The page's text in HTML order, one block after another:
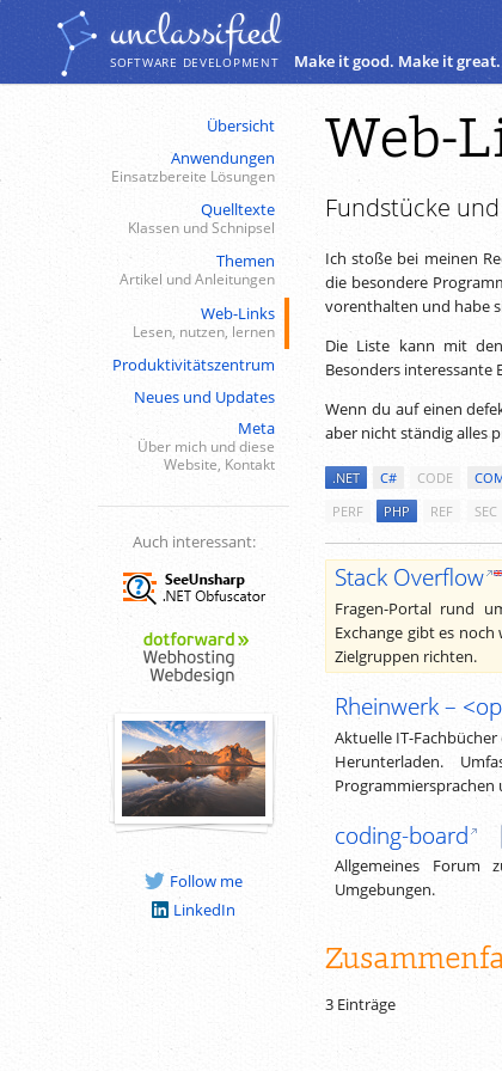
Inhalt
unclassiﬁed
SOFTWARE DEVELOPMENT Make it good. Make it great.
Übersicht
Anwendungen
Einsatzbereite Lösungen
Quelltexte
Klassen und Schnipsel
Themen
Artikel und Anleitungen
Web-Links
Lesen, nutzen, lernen
Produktivitätszentrum
Neues und Updates
Meta
Über mich und diese
Website, Kontakt
Auch interessant:
Follow me
LinkedIn
Web-
Fundstücke
Ich stoße bei meinen
die besondere
vorenthalten und habe
Die Liste kann mit
Besonders interessante
Wenn du auf einen
aber nicht ständig alles
.NET C# CODE
PERF
PHP REF SEC
Stack Overflow
Fragen-Portal rund
Exchange gibt es
Zielgruppen richten.
Rheinwerk –
Aktuelle IT-
Herunterladen.
Programmiersprachen
coding-board
Allgemeines Forum
Umgebungen.
3 Einträge